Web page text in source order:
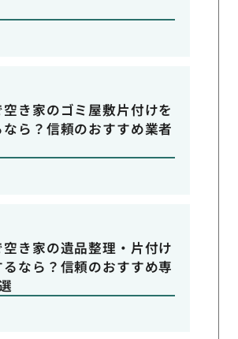
き家のゴミ屋敷片付けを
ら？信頼のおすすめ業者
き家の遺品整理・片付け
なら？信頼のおすすめ専